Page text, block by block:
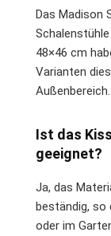
Das Madison
48×46 cm
Varianten
Außenbereich.
Ist das
geeignet?
Ja, das
beständig, so
oder im